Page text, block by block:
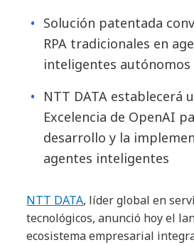
Solución patentada
RPA tradicionales en
inteligentes autónomos
NTT DATA establecerá
Excelencia de OpenAI
desarrollo y la
agentes inteligentes
NTT DATA, líder global en
tecnológicos, anunció hoy el
ecosistema empresarial